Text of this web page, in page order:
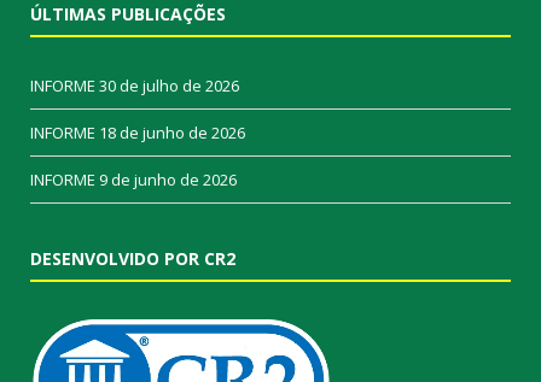
ÚLTIMAS PUBLICAÇÕES
INFORME 30 de julho de 2026
INFORME 18 de junho de 2026
INFORME 9 de junho de 2026
DESENVOLVIDO POR CR2